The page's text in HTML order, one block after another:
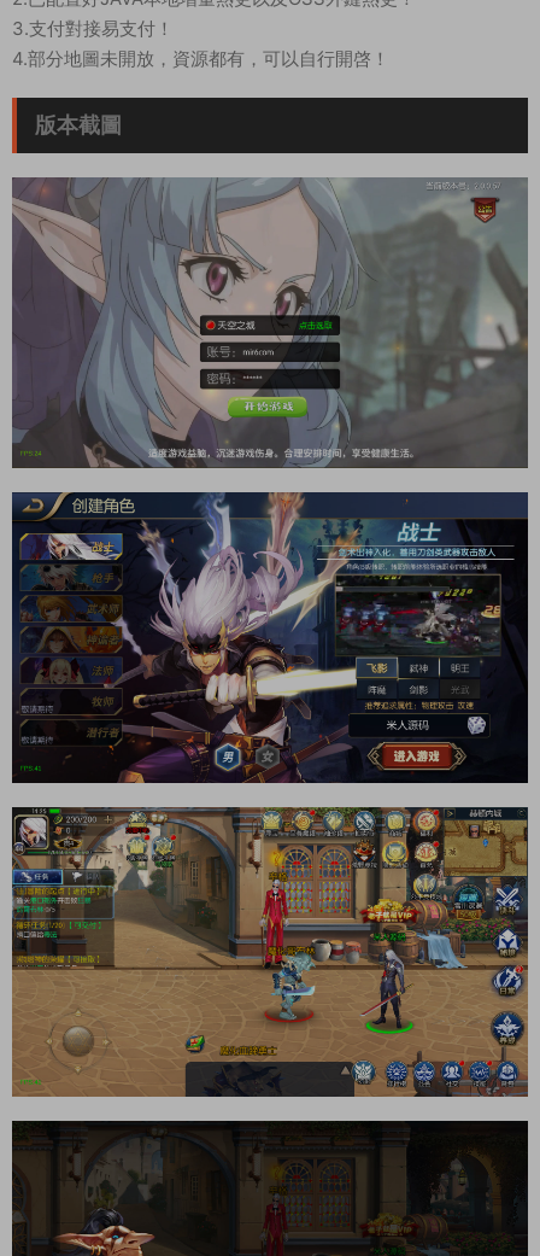
3.支付對接易支付！
4.部分地圖未開放，資源都有，可以自行開啓！
版本截圖